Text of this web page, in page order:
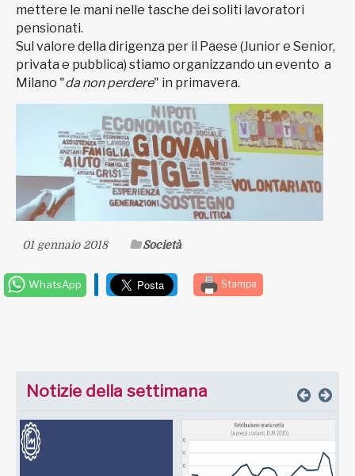
mettere le mani nelle tasche dei soliti lavoratori
pensionati.
Sul valore della dirigenza per il Paese (Junior e Senior,
privata e pubblica) stiamo organizzando un evento a
Milano "da non perdere" in primavera.
01 gennaio 2018 Società
WhatsApp Stampa
Notizie della settimana